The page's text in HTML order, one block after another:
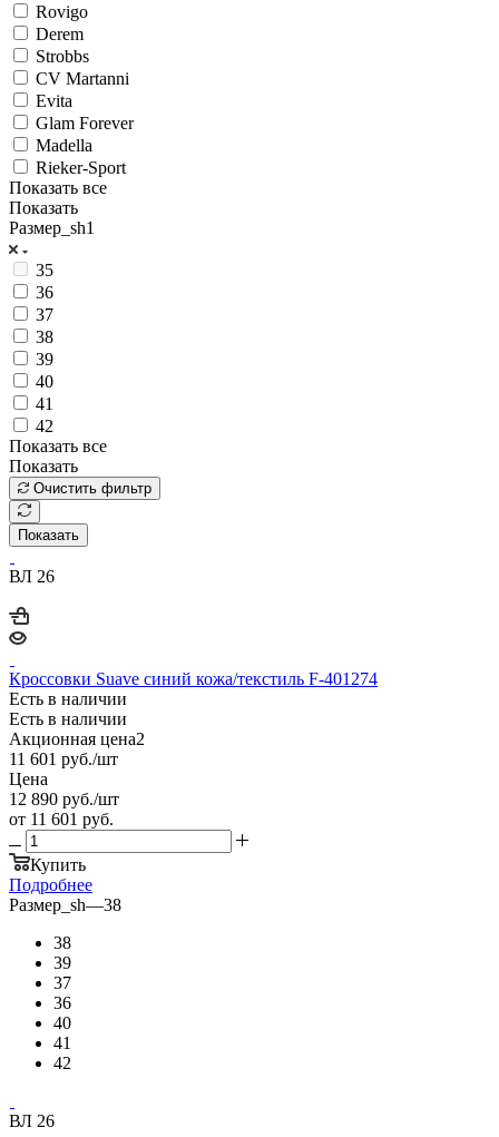
Rovigo
Derem
Strobbs
CV Martanni
Evita
Glam Forever
Madella
Rieker-Sport
Показать все
Показать
Размер_sh1
35
36
37
38
39
40
41
42
Показать все
Показать
Очистить фильтр
Показать
ВЛ 26
Кроссовки Suave синий кожа/текстиль F-401274
Есть в наличии
Есть в наличии
Акционная цена2
11 601 руб./шт
Цена
12 890 руб./шт
от 11 601 руб.
Купить
Подробнее
Размер_sh—38
38
39
37
36
40
41
42
ВЛ 26